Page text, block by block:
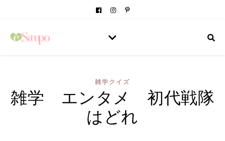
雑学クイズ
雑学 エンタメ 初代戦隊
はどれ